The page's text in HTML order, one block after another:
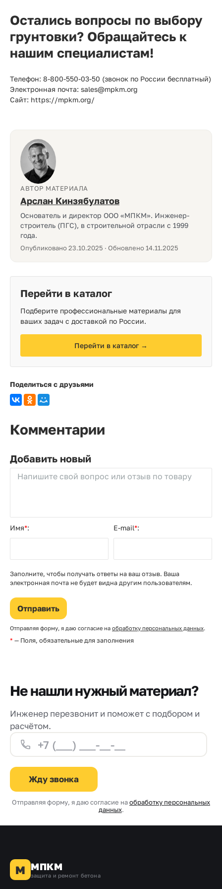
Остались вопросы по выбору
грунтовки? Обращайтесь к
нашим специалистам!
Телефон: 8-800-550-03-50 (звонок по России бесплатный)
Электронная почта: sales@mpkm.org
Сайт: https://mpkm.org/
АВТОР МАТЕРИАЛА
Арслан Кинзябулатов
Основатель и директор ООО «МПКМ». Инженер-
строитель (ПГС), в строительной отрасли с 1999
года.
Опубликовано 23.10.2025 · Обновлено 14.11.2025
Перейти в каталог
Подберите профессиональные материалы для
ваших задач с доставкой по России.
Перейти в каталог →
Поделиться с друзьями
Комментарии
Не заполнять
Добавить новый
Имя*: E-mail*:
Заполните, чтобы получать ответы на ваш отзыв. Ваша
электронная почта не будет видна другим пользователям.
Отправляя форму, я даю согласие на обработку персональных данных.
* — Поля, обязательные для заполнения
Не нашли нужный материал?
Инженер перезвонит и поможет с подбором и
расчётом.
Жду звонка
Отправляя форму, я даю согласие наобработку персональных
данных.
М МПКМ
защита и ремонт бетона